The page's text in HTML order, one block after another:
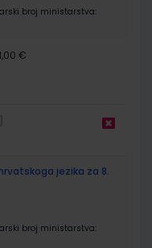
broj ministarstva:
€
hrvatskoga jezika za 8.
broj ministarstva: